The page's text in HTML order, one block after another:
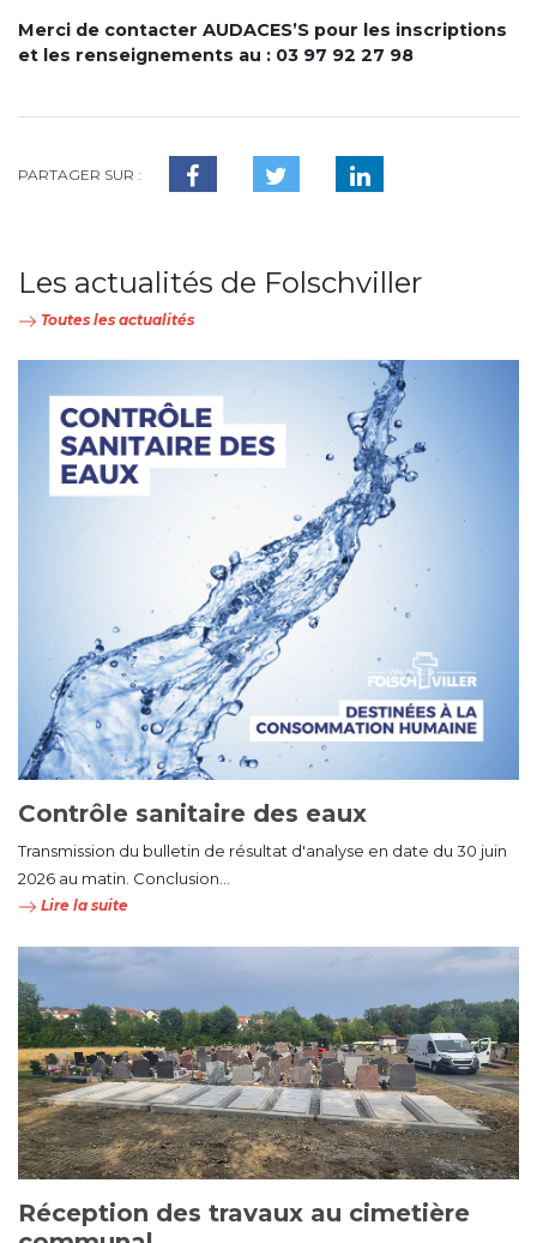
Merci de contacter AUDACES’S pour les inscriptions
et les renseignements au : 03 97 92 27 98
PARTAGER SUR :
Les actualités de Folschviller
Toutes les actualités
Contrôle sanitaire des eaux
Transmission du bulletin de résultat d'analyse en date du 30 juin
2026 au matin. Conclusion...
Lire la suite
Réception des travaux au cimetière